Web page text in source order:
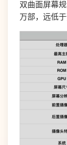
双曲面屏幕
万部，远低